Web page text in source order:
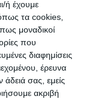
ή έχουμε
τα cookies,
μοναδικοί
που
διαφημίσεις
έρευνα
άδειά σας, εμείς
ακριβή